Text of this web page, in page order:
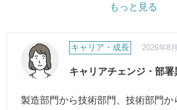
制度」などの制度の状況は？
など職場環境の評判・口コミに対して
善への取り組み、結果に至るまで継続
もっと見る
キャリアチェンジ・部署
キャリア・成長 2026年8
製造部門から技術部門、技術部門か